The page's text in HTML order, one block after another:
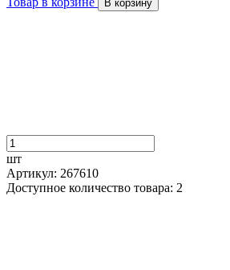
В корзину
шт
Артикул: 267610
Доступное количество товара: 2